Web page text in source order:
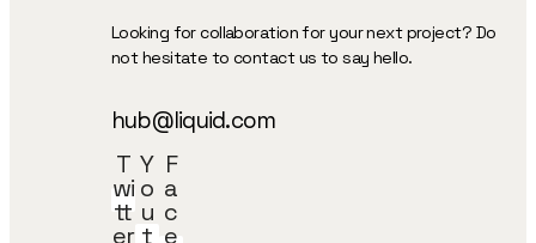
Looking for collaboration for your next project? Do
not hesitate to contact us to say hello.
hub@liquid.com
T
wi
tt
er
Y
o
u
t
F
a
c
e